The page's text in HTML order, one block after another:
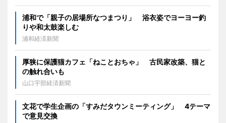
浦和で「親子の居場所なつまつり」 浴衣姿でヨーヨー釣
りや和太鼓楽しむ
浦和経済新聞
厚狭に保護猫カフェ「ねことおちゃ」 古民家改築、猫と
の触れ合いも
山口宇部経済新聞
文花で学生企画の「すみだタウンミーティング」 4テーマ
で意見交換